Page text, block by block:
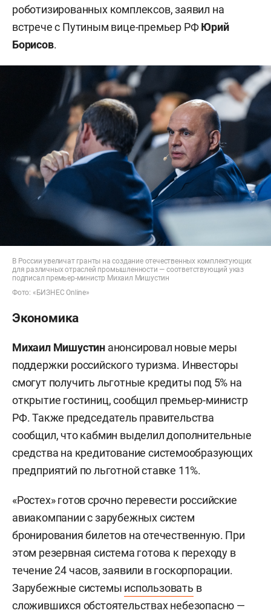
роботизированных комплексов, заявил на
встрече с Путиным вице-премьер РФЮрий
Борисов.
В России увеличат гранты на создание отечественных комплектующих
для различных отраслей промышленности — соответствующий указ
подписал премьер-министр Михаил Мишустин
Фото: «БИЗНЕС Online»
Экономика
Михаил Мишустин анонсировал новые меры
поддержки российского туризма. Инвесторы
смогут получить льготные кредиты под 5% на
открытие гостиниц, сообщил премьер-министр
РФ. Также председатель правительства
сообщил, что кабмин выделил дополнительные
средства на кредитование системообразующих
предприятий по льготной ставке 11%.
«Ростех» готов срочно перевести российские
авиакомпании с зарубежных систем
бронирования билетов на отечественную. При
этом резервная система готова к переходу в
течение 24 часов, заявили в госкорпорации.
Зарубежные системы использовать в
сложившихся обстоятельствах небезопасно —